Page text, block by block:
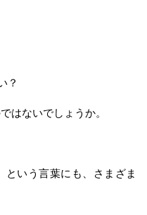
？
はないでしょうか。
という言葉にも、さまざま